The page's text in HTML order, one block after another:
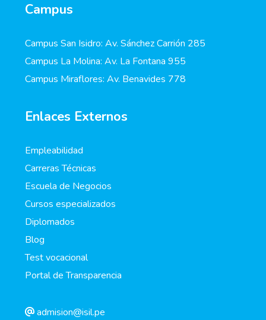
Campus
Campus San Isidro: Av. Sánchez Carrión 285
Campus La Molina: Av. La Fontana 955
Campus Miraflores: Av. Benavides 778
Enlaces Externos
Empleabilidad
Carreras Técnicas
Escuela de Negocios
Cursos especializados
Diplomados
Blog
Test vocacional
Portal de Transparencia
admision@isil.pe